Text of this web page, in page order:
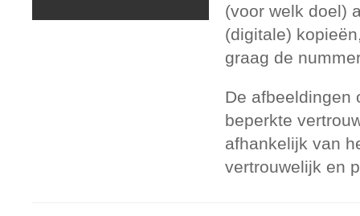
(voor welk doel)
(digitale)
graag de
De afbeeldingen
beperkte
afhankelijk van
vertrouwelijk en